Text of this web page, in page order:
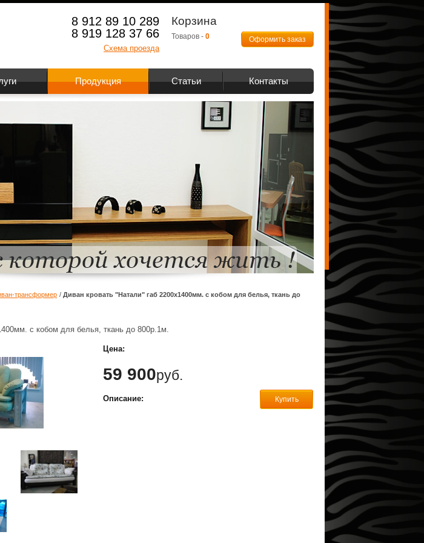
8 912 89 10 289
8 919 128 37 66
Схема проезда
Корзина
Товаров - 0 Оформить заказ
Продукция Статьи Контакты
трансформер / Диван кровать "Натали" габ 2200х1400мм. с кобом для белья, ткань до
с кобом для белья, ткань до 800р.1м.
Цена:
59 900руб.
Купить
Описание: